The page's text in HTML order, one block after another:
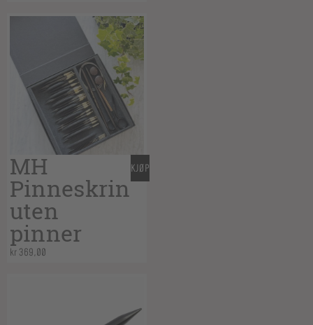
MH
Pinneskrin
uten
pinner
kr369,00
KJØP